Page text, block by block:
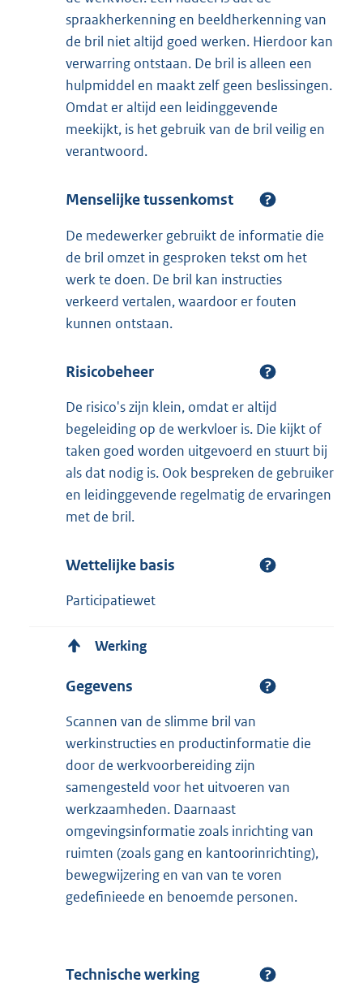
spraakherkenning en beeldherkenning van
de bril niet altijd goed werken. Hierdoor kan
verwarring ontstaan. De bril is alleen een
hulpmiddel en maakt zelf geen beslissingen.
Omdat er altijd een leidinggevende
meekijkt, is het gebruik van de bril veilig en
verantwoord.
Menselijke tussenkomst
De medewerker gebruikt de informatie die
de bril omzet in gesproken tekst om het
werk te doen. De bril kan instructies
verkeerd vertalen, waardoor er fouten
kunnen ontstaan.
Risicobeheer
De risico's zijn klein, omdat er altijd
begeleiding op de werkvloer is. Die kijkt of
taken goed worden uitgevoerd en stuurt bij
als dat nodig is. Ook bespreken de gebruiker
en leidinggevende regelmatig de ervaringen
met de bril.
Wettelijke basis
Participatiewet
Werking
Gegevens
Scannen van de slimme bril van
werkinstructies en productinformatie die
door de werkvoorbereiding zijn
samengesteld voor het uitvoeren van
werkzaamheden. Daarnaast
omgevingsinformatie zoals inrichting van
ruimten (zoals gang en kantoorinrichting),
bewegwijzering en van van te voren
gedefinieede en benoemde personen.
Technische werking